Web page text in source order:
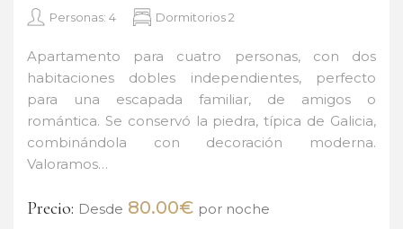
Personas: 4 Dormitorios 2
Apartamento para cuatro personas, con dos
habitaciones dobles independientes, perfecto
para una escapada familiar, de amigos o
romántica. Se conservó la piedra, típica de Galicia,
combinándola con decoración moderna.
Valoramos…
Precio: Desde 80.00€ por noche